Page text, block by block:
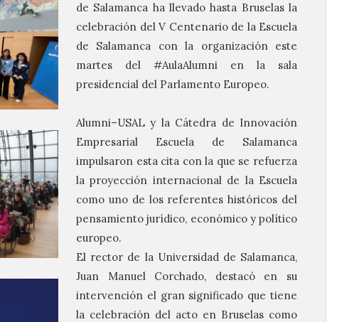
de Salamanca ha llevado hasta Bruselas la
celebración del V Centenario de la Escuela
de Salamanca con la organización este
martes del #AulaAlumni en la sala
presidencial del Parlamento Europeo.
Alumni–USAL y la Cátedra de Innovación
Empresarial Escuela de Salamanca
impulsaron esta cita con la que se refuerza
la proyección internacional de la Escuela
como uno de los referentes históricos del
pensamiento jurídico, económico y político
europeo.
El rector de la Universidad de Salamanca,
Juan Manuel Corchado, destacó en su
intervención el gran significado que tiene
la celebración del acto en Bruselas como